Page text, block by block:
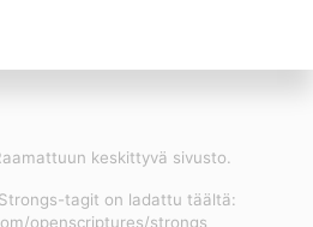
keskittyvä sivusto.
tagit on ladattu täältä:
openscriptures/strongs